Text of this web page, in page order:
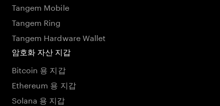
Tangem Mobile
Tangem Ring
Tangem Hardware Wallet
암호화 자산 지갑
Bitcoin 용 지갑
Ethereum 용 지갑
Solana 용 지갑